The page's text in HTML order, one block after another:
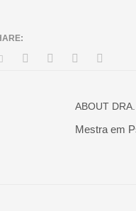
ABOUT
Mestra em